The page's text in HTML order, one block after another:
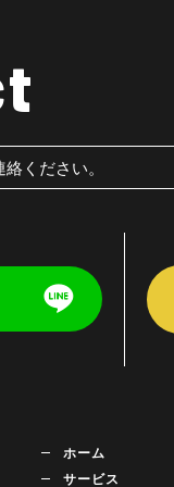
ください。
ホーム
サービス